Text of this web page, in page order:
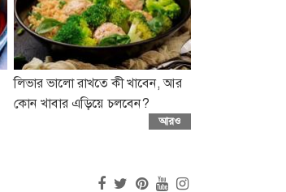
লিভার ভালো রাখতে কী খাবেন, আর
কোন খাবার এড়িয়ে চলবেন?
আরও